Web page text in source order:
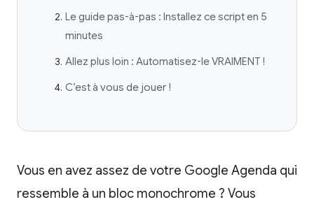
Le guide pas-à-pas : Installez ce script en 5
minutes
Allez plus loin : Automatisez-le VRAIMENT !
C’est à vous de jouer !
Vous en avez assez de votre Google Agenda qui
ressemble à un bloc monochrome ? Vous